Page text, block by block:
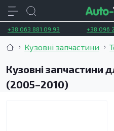
+38 063 881 09 93 +38 096
Кузовні запчастини
Кузовні запчастини
(2005–2010)